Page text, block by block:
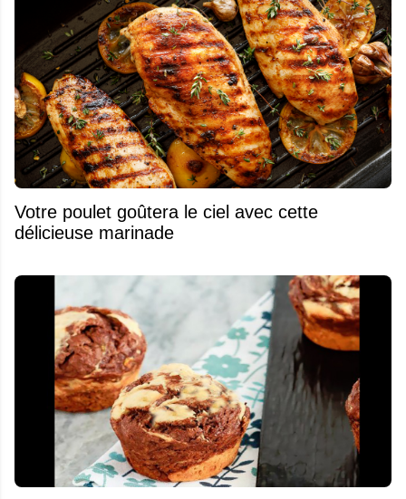
Votre poulet goûtera le ciel avec cette
délicieuse marinade